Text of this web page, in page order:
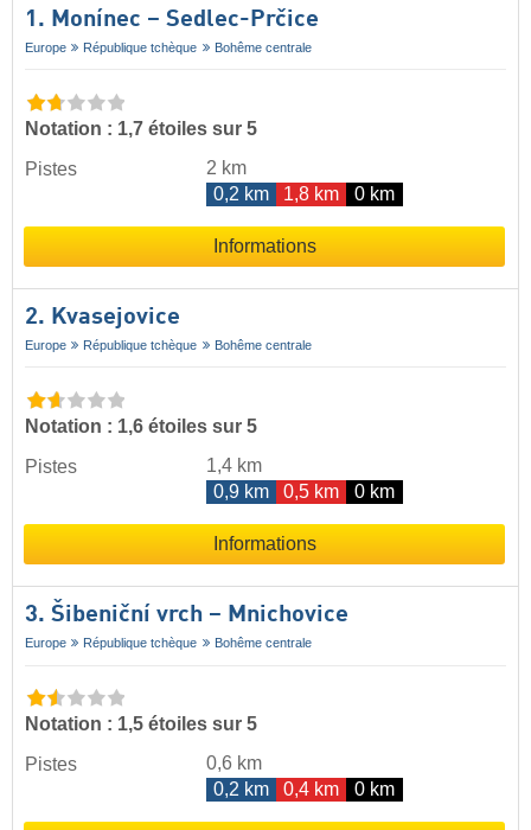
1. Monínec – Sedlec-Prčice
Europe République tchèque Bohême centrale
Notation : 1,7 étoiles sur 5
Pistes
2 km
0,2 km
1,8 km 0 km
Informations
2. Kvasejovice
Europe République tchèque Bohême centrale
Notation : 1,6 étoiles sur 5
Pistes
1,4 km
0,9 km
0,5 km 0 km
Informations
3. Šibeniční vrch – Mnichovice
Europe République tchèque Bohême centrale
Notation : 1,5 étoiles sur 5
Pistes
0,6 km
0,2 km
0,4 km 0 km